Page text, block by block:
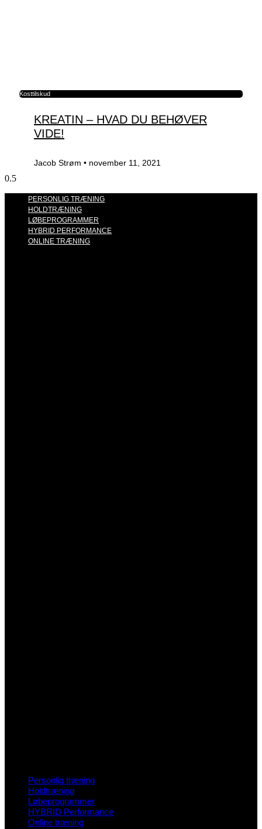
Kosttilskud
KREATIN – HVAD DU BEHØVER
VIDE!
Jacob Strøm november 11, 2021
PERSONLIG TRÆNING
HOLDTRÆNING
LØBEPROGRAMMER
HYBRID PERFORMANCE
ONLINE TRÆNING
Personlig træning
Holdtræning
Løbeprogrammer
HYBRID Performance
Online træning